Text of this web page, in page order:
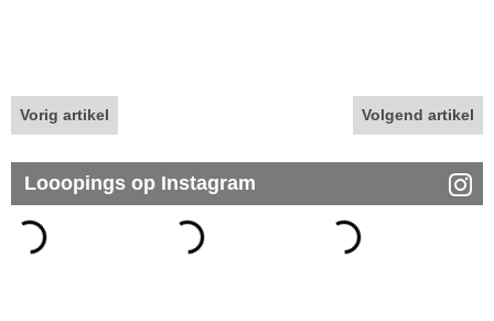
Vorig artikel Volgend artikel
Looopings op Instagram